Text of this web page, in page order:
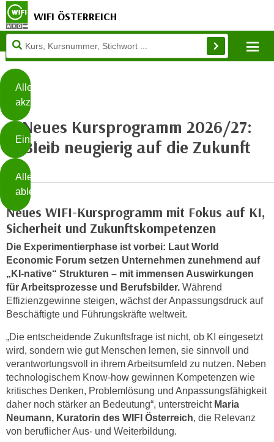
WIFI ÖSTERREICH
Neues Kursprogramm 2026/27:
Bleib neugierig auf die Zukunft
Neues WIFI-Kursprogramm mit Fokus auf KI,
Sicherheit und Zukunftskompetenzen
Die Experimentierphase ist vorbei: Laut World
Economic Forum setzen Unternehmen zunehmend auf
„KI-native“ Strukturen – mit immensen Auswirkungen
für Arbeitsprozesse und Berufsbilder. Während
Effizienzgewinne steigen, wächst der Anpassungsdruck auf
Beschäftigte und Führungskräfte weltweit.
„Die entscheidende Zukunftsfrage ist nicht, ob KI eingesetzt
wird, sondern wie gut Menschen lernen, sie sinnvoll und
verantwortungsvoll in ihrem Arbeitsumfeld zu nutzen. Neben
technologischem Know-how gewinnen Kompetenzen wie
kritisches Denken, Problemlösung und Anpassungsfähigkeit
daher noch stärker an Bedeutung“, unterstreicht Maria
Neumann, Kuratorin des WIFI Österreich, die Relevanz
von beruflicher Aus- und Weiterbildung.
Diese
Seite
verwendet
Cookies
h
e
e
Z
u
s
t
i
m
m
u
n
g
v
e
r
w
e
B
t
e
e
c
h
t
n
S
i
e
,
d
a
Weiterlesen
- nur für sichtbaren Text
Alle
akzeptieren
Einstellungen
Alle
ablehnen